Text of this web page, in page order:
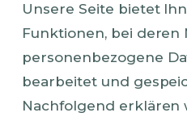
Unsere Seite bietet
Funktionen, bei deren
personenbezogene
bearbeitet und
Nachfolgend erklären